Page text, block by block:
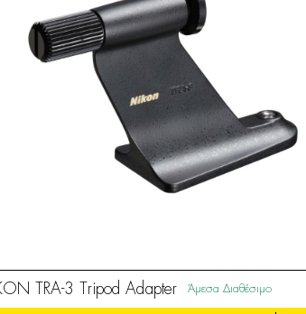
TRA-3 Tripod Adapter Άμεσα Διαθέσιμο